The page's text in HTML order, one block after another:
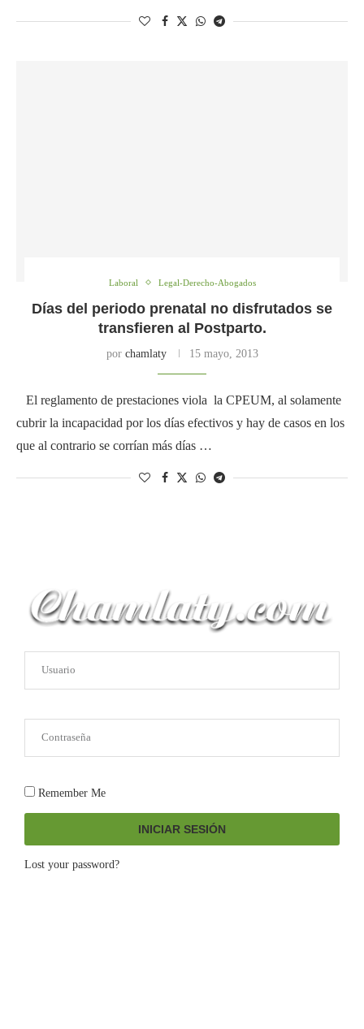
Laboral Legal-Derecho-Abogados
Días del periodo prenatal no disfrutados se
transfieren al Postparto.
por chamlaty 15 mayo, 2013
El reglamento de prestaciones viola la CPEUM, al solamente
cubrir la incapacidad por los días efectivos y hay de casos en los
que al contrario se corrían más días …
Remember Me
INICIAR SESIÓN
Lost your password?